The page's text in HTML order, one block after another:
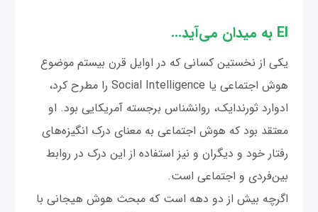
EI به میدان می‌آید...
یکی از نخستین کسانی که در اوایل قرن بیستم موضوع
هوش اجتماعی یا Social Intelligence را مطرح کرد،
ادوارد ثورندایک، روانشناس برجسته آمریکایی بود. او
معتقد بود که هوش اجتماعی به معنای درک انگیزه‌های
رفتار خود و دیگران و نیز استفاده از این درک در روابط
بین‌فردی و اجتماعی است.
اگرچه بیش از دو دهه است که مبحث هوش هیجانی با